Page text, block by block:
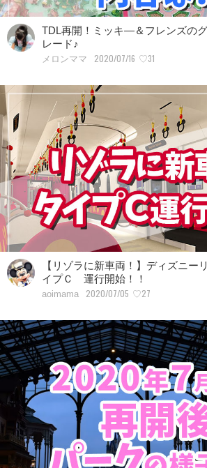
TDL再開！ミッキ―＆フレンズの
レード♪
メロンママ 2020/07/16 ♡31
【リゾラに新車両！】ディズニ
イプＣ 運行開始！！
aoimama 2020/07/05 ♡27